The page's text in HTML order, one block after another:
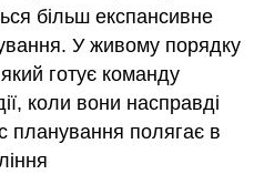
більш експансивне
У живому порядку
готує команду
коли вони насправді
планування полягає в